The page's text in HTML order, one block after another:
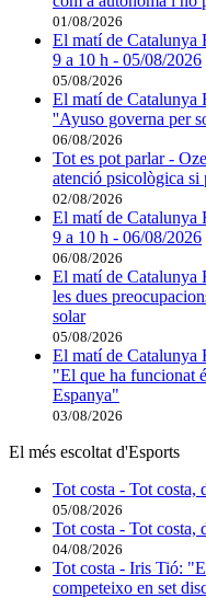
01/08/2026
El matí de Catalunya
9 a 10 h - 05/08/2026
05/08/2026
El matí de Catalunya
''Ayuso governa per
06/08/2026
Tot es pot parlar -
atenció psicològica si
02/08/2026
El matí de Catalunya
9 a 10 h - 06/08/2026
06/08/2026
El matí de Catalunya
les dues
solar
05/08/2026
El matí de Catalunya
"El que ha funcionat
Espanya"
03/08/2026
El més escoltat d'Esports
Tot costa - Tot costa,
05/08/2026
Tot costa - Tot costa,
04/08/2026
Tot costa - Iris Tió:
competeixo en set